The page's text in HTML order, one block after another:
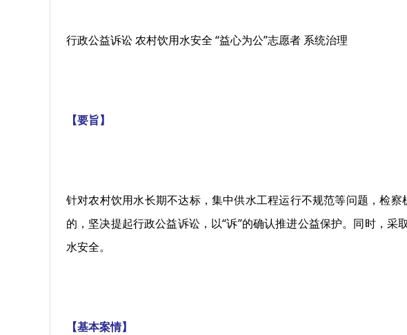
行政公益诉讼 农村饮用水安全 “益心为公”志愿者 系统治理
【要旨】
针对农村饮用水长期不达标，集中供水工程运行不规范等问题，检
的，坚决提起行政公益诉讼，以“诉”的确认推进公益保护。同时，
水安全。
【基本案情】